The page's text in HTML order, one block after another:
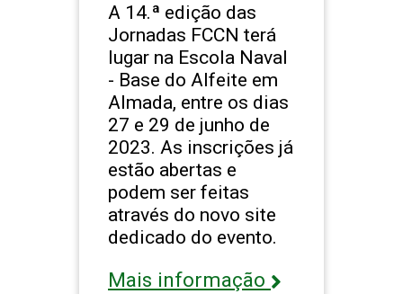
A 14.ª edição das
Jornadas FCCN terá
lugar na Escola Naval
- Base do Alfeite em
Almada, entre os dias
27 e 29 de junho de
2023. As inscrições já
estão abertas e
podem ser feitas
através do novo site
dedicado do evento.
Mais informação